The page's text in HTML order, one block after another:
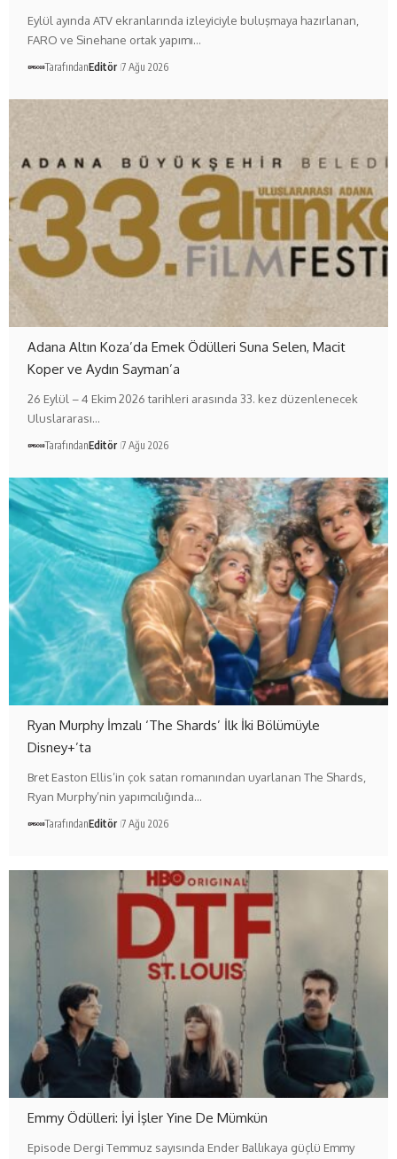
Eylül ayında ATV ekranlarında izleyiciyle buluşmaya hazırlanan,
FARO ve Sinehane ortak yapımı…
TarafındanEditör 7 Ağu 2026
Adana Altın Koza’da Emek Ödülleri Suna Selen, Macit
Koper ve Aydın Sayman’a
26 Eylül – 4 Ekim 2026 tarihleri arasında 33. kez düzenlenecek
Uluslararası…
TarafındanEditör 7 Ağu 2026
Ryan Murphy İmzalı ‘The Shards’ İlk İki Bölümüyle
Disney+’ta
Bret Easton Ellis’in çok satan romanından uyarlanan The Shards,
Ryan Murphy’nin yapımcılığında…
TarafındanEditör 7 Ağu 2026
Emmy Ödülleri: İyi İşler Yine De Mümkün
Episode Dergi Temmuz sayısında Ender Ballıkaya güçlü Emmy